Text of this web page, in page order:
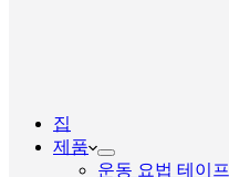
집
제품
운동 요법 테이프